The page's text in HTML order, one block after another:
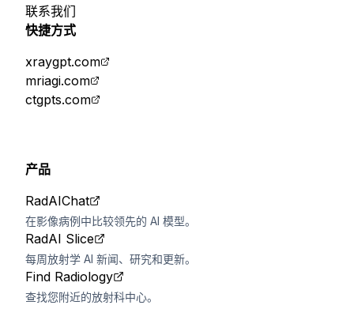
联系我们
快捷方式
xraygpt.com
mriagi.com
ctgpts.com
产品
RadAIChat
在影像病例中比较领先的 AI 模型。
RadAI Slice
每周放射学 AI 新闻、研究和更新。
Find Radiology
查找您附近的放射科中心。